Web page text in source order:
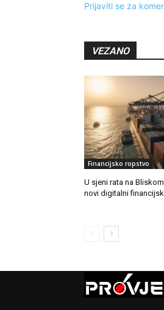
Prijaviti se za
VEZANO
Financijsko ropstvo
U sjeni rata na
novi digitalni